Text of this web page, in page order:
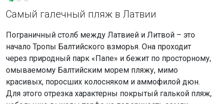
Самый галечный пляж в Латвии
Пограничный столб между Латвией и Литвой – это
начало Тропы Балтийского взморья. Она проходит
через природный парк «Папе» и бежит по просторному,
омываемому Балтийским морем пляжу, мимо
красивых, поросших колосняком и аммофилой дюн.
Для этого отрезка характерны покрытый галькой пляж,